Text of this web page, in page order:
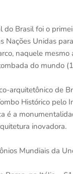
do Brasil foi o
Nações Unidas
naquele
do mundo
arquitetônico de
Histórico pelo
é a
inovadora.
Mundiais da